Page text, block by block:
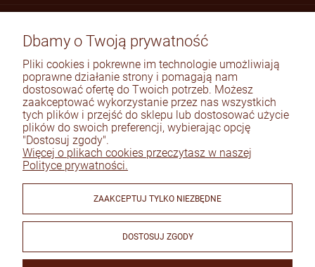
Płatności i dostawa
Informacje
O nas
© 2026 obuwiekamp.pl. Wszelkie prawa zastrzeżone.
Styl graficzny ShopGadget.pl
Sklep internetowy Shoper Premium
NASZE ODZNAKI
Dbamy o Twoją prywatność
Pliki cookies i pokrewne im technologie umożliwiają
poprawne działanie strony i pomagają nam
dostosować ofertę do Twoich potrzeb. Możesz
zaakceptować wykorzystanie przez nas wszystkich
tych plików i przejść do sklepu lub dostosować użycie
plików do swoich preferencji, wybierając opcję
"Dostosuj zgody".
Więcej o plikach cookies przeczytasz w naszej
Polityce prywatności.
ZAAKCEPTUJ TYLKO NIEZBĘDNE
DOSTOSUJ ZGODY